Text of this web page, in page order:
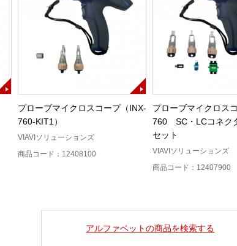
プローブマイクロスコープ（INX-
760-KIT1）
VIAVIソリューションズ
商品コード：12408100
プローブマイクロス
760 SC・LCコネク
セット
VIAVIソリューションズ
商品コード：12407900
アルファベットの商品を検索する